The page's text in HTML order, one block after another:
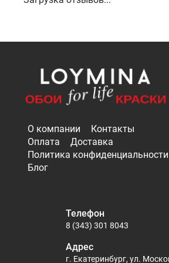
О компании
Контакты
Оплата
Доставка
Политика конфиденциальности
Блог
Телефон
8 (343) 301 8043
Адрес
г. Екатеринбург, ул.